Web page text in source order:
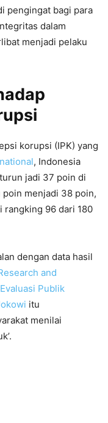
pengingat bagi para
dalam
menjadi pelaku
korupsi (IPK) yang
, Indonesia
jadi 37 poin di
poin menjadi 38 poin,
rangking 96 dari 180
dengan data hasil
and
Evaluasi Publik
itu
menilai